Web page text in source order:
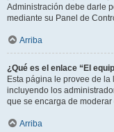
Administración debe darle
mediante su Panel de
Arriba
¿Qué es el enlace “El
Esta página le provee de
incluyendo los
que se encarga de moderar
Arriba